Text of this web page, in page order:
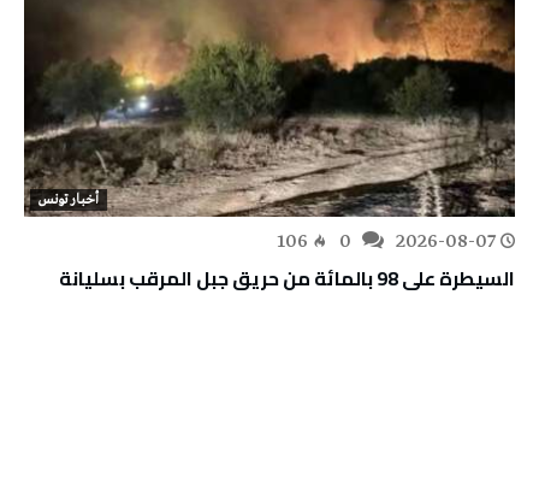
أخبار تونس
2026-08-07
106
السيطرة على 98 بالمائة من حريق جبل المرقب بسليانة